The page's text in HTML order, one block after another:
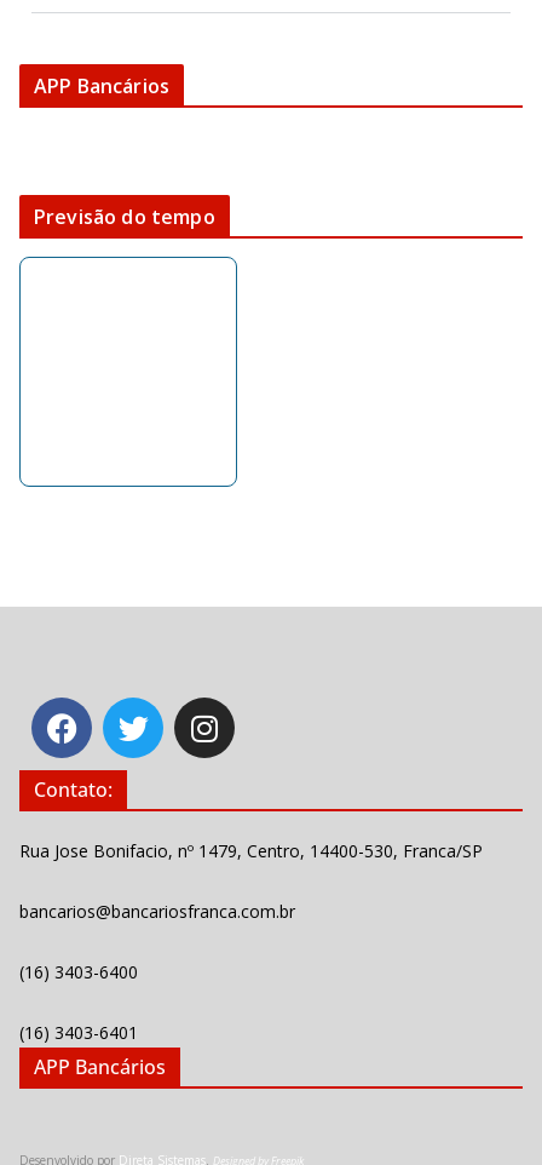
APP Bancários
Previsão do tempo
Contato:
Rua Jose Bonifacio, nº 1479, Centro, 14400-530, Franca/SP
bancarios@bancariosfranca.com.br
(16) 3403-6400
(16) 3403-6401
APP Bancários
Desenvolvido por Direta Sistemas. Designed by Freepik